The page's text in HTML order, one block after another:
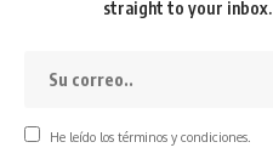
straight to your inbox.
He leído los términos y condiciones.